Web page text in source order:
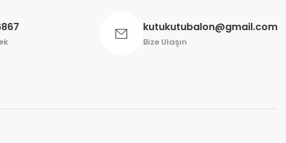
kutukutubalon@gmail.com
Bize Ulaşın